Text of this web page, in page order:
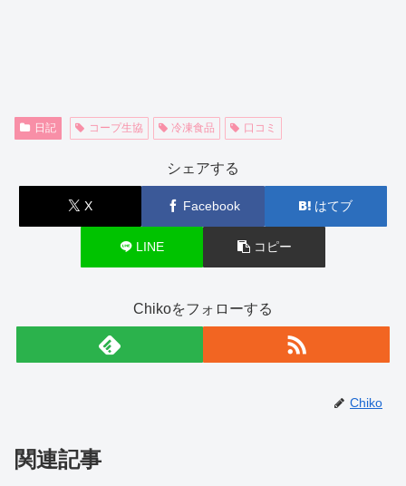
日記 コープ生協 冷凍食品 口コミ
シェアする
X Facebook はてブ
LINE コピー
Chikoをフォローする
Chiko
関連記事